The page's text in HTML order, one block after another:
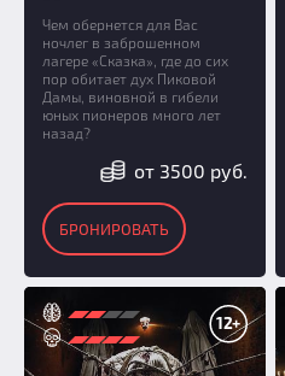
Чем обернется для Вас
ночлег в заброшенном
лагере «Сказка», где до сих
пор обитает дух Пиковой
Дамы, виновной в гибели
юных пионеров много лет
назад?
от 3500 руб.
БРОНИРОВАТЬ
12+